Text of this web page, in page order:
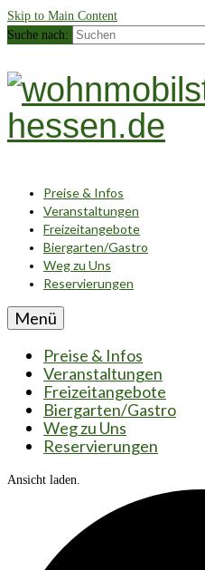
Skip to Main Content
Suche nach:
Preise & Infos
Veranstaltungen
Freizeitangebote
Biergarten/Gastro
Weg zu Uns
Reservierungen
Menü
Preise & Infos
Veranstaltungen
Freizeitangebote
Biergarten/Gastro
Weg zu Uns
Reservierungen
Ansicht laden.